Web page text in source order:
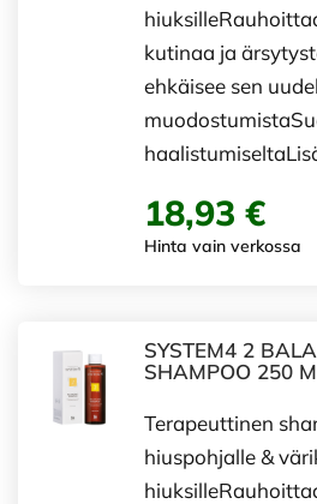
kutinaa ja
ehkäisee sen
18,93 €
Hinta vain verkossa
SYSTEM4 2
SHAMPOO 250
Terapeuttinen
hiuspohjalle &